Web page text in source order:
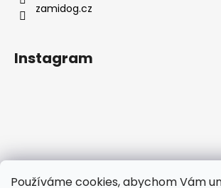
Používáme cookies, abychom Vám
zamidog.cz
Instagram